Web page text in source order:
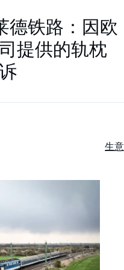
德铁路：因欧
提供的轨枕
生意